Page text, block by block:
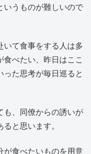
いうものが難しいので
て食事をする人は多
べたい、昨日はここ
た思考が毎日巡ると
も、同僚からの誘いが
と思います。
が食べたいものを用意